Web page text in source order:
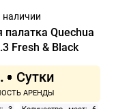
наличии
палатка Quechua
Fresh & Black